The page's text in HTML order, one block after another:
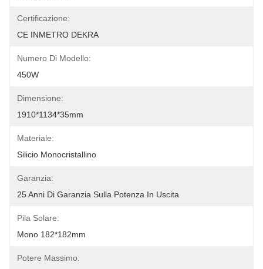
Certificazione:
CE INMETRO DEKRA
Numero Di Modello:
450W
Dimensione:
1910*1134*35mm
Materiale:
Silicio Monocristallino
Garanzia:
25 Anni Di Garanzia Sulla Potenza In Uscita
Pila Solare:
Mono 182*182mm
Potere Massimo: